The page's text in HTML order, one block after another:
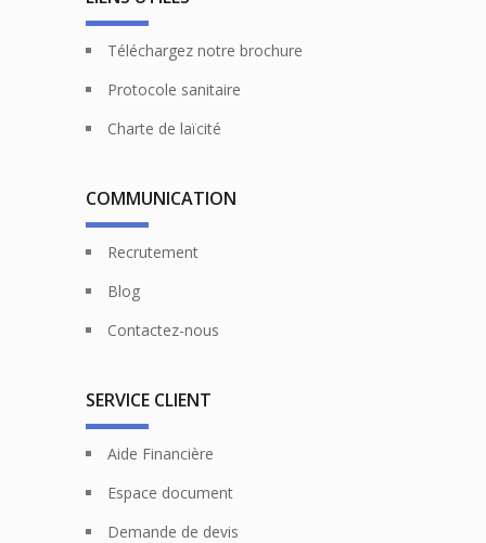
Téléchargez notre brochure
Protocole sanitaire
Charte de laïcité
COMMUNICATION
Recrutement
Blog
Contactez-nous
SERVICE CLIENT
Aide Financière
Espace document
Demande de devis